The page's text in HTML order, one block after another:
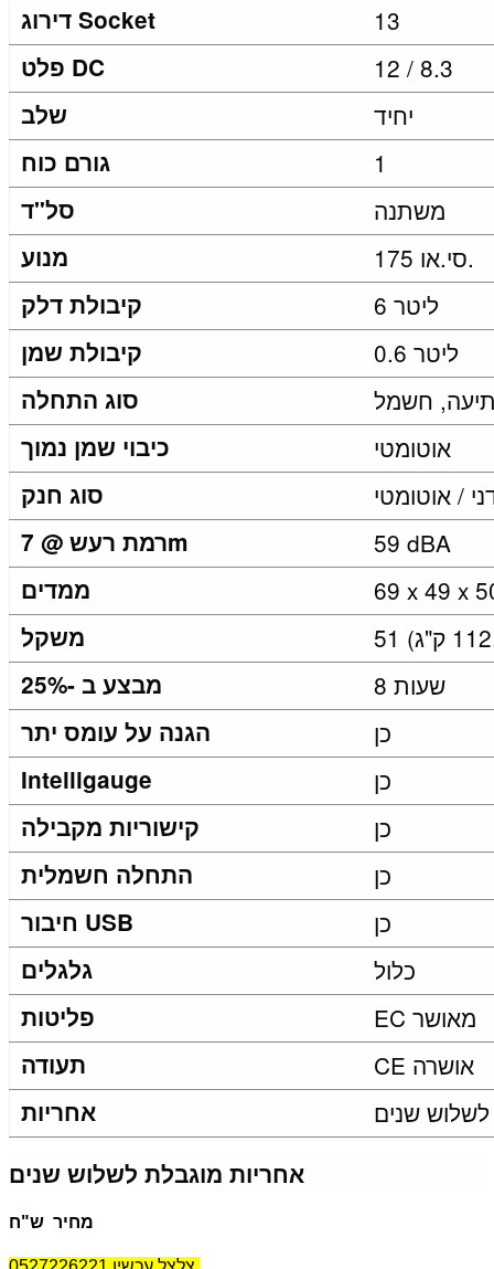
דירוג Socket 13
פלט DC 12 / 8.3
שלב יחיד
גורם כוח 1
סל"ד משתנה
מנוע 175 סי.או.
קיבולת דלק 6 ליטר
קיבולת שמן 0.6 ליטר
סוג התחלה חשמל
כיבוי שמן נמוך אוטומטי
סוג חנק / אוטומטי
רמת רעש @ 7m 59 dBA
ממדים
משקל
מבצע ב -25%
8 שעות
הגנה על עומס יתר כן
Intelligauge כן
קישוריות מקבילה כן
התחלה חשמלית כן
חיבור USB כן
גלגלים כלול
פליטות EC מאושר
תעודה CE אושרה
אחריות שנים
אחריות מוגבלת לשלוש שנים
מחיר ש"ח